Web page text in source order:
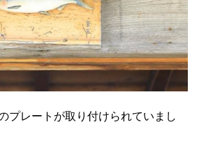
プレートが取り付けられていまし